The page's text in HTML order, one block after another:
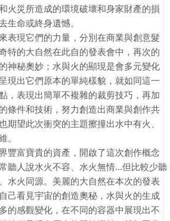
火災所造成的環境破壞和身家財產的損
生命或終身遺憾。
表現它們的力量，分別在商業與創意髮
特的大自然在此自的發表會中，再次的
神秘奧妙；水與火的顯現是會多元變化
現出它們原本的單純樣貌，就如同這一
，表現出簡單不複雜的裁剪技巧，再加
條件和技術，努力創造出商業與創作共
期望此次衝突的主題擦撞出水中有火、
。
豐富寶貴的資產，開啟了這次創作概念
聽人說水火不容、水火無情...但比較少聽
水火同源。美麗的大自然在本次的發表
己看見宇宙的創造奧秘，水與火的生成
的感觀變化，在不同的容器中展現出不